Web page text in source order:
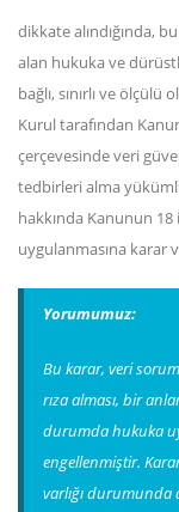
dikkate alındığında,
alan hukuka ve
bağlı, sınırlı ve
Kurul tarafından
çerçevesinde veri
tedbirleri alma
hakkında Kanunun 18
uygulanmasına karar
Yorumumuz:
Bu karar, veri
rıza alması, bir
durumda hukuka
engellenmiştir.
varlığı durumunda